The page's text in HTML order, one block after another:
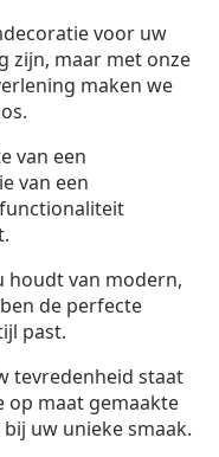
voor uw
zijn, maar met onze
maken we
van een
van een
houdt van modern,
de perfecte
past.
tevredenheid staat
op maat gemaakte
uw unieke smaak.